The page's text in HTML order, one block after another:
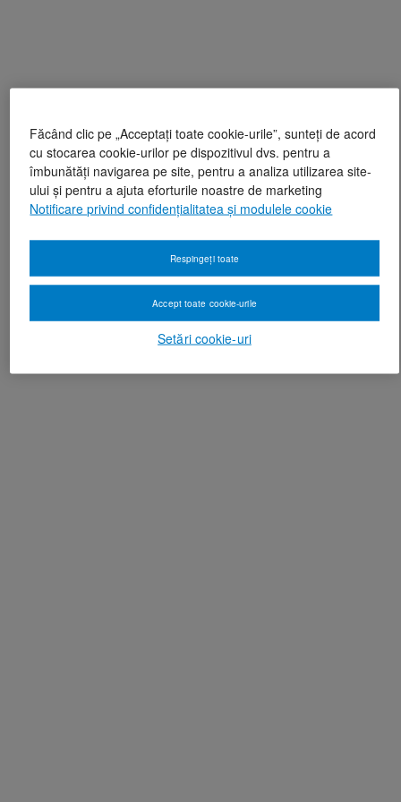
Făcând clic pe „Acceptați toate cookie-urile”, sunteți de acord
cu stocarea cookie-urilor pe dispozitivul dvs. pentru a
îmbunătăți navigarea pe site, pentru a analiza utilizarea site-
ului și pentru a ajuta eforturile noastre de marketing
Notificare privind confidențialitatea și modulele cookie
Setări cookie-uri
Respingeți toate
Accept toate cookie-urile